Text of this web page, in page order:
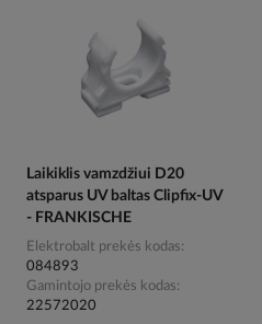
Laikiklis vamzdžiui D20
atsparus UV baltas Clipfix-UV
- FRANKISCHE
Elektrobalt prekės kodas
084893
Gamintojo prekės kodas
22572020